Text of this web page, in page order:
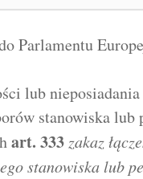
Parlamentu
lub
stanowiska lub
art. 333 zakaz
stanowiska lub